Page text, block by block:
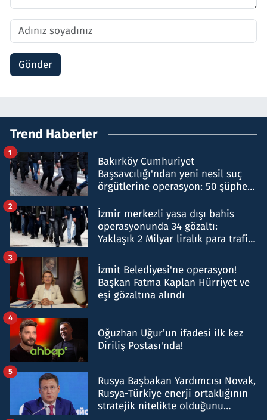
Gönder
Trend Haberler
Bakırköy Cumhuriyet
Başsavcılığı'ndan yeni nesil suç
örgütlerine operasyon: 50 şüpheli
1
İzmir merkezli yasa dışı bahis
operasyonunda 34 gözaltı:
Yaklaşık 2 Milyar liralık para trafiği
2
İzmit Belediyesi'ne operasyon!
Başkan Fatma Kaplan Hürriyet ve
eşi gözaltına alındı
3
Oğuzhan Uğur’un ifadesi ilk kez
Diriliş Postası'nda!
4
Rusya Başbakan Yardımcısı Novak,
Rusya-Türkiye enerji ortaklığının
stratejik nitelikte olduğunu
5